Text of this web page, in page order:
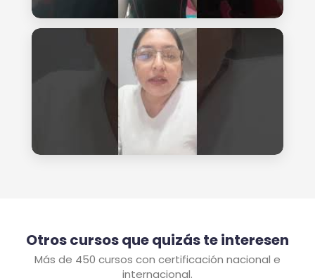
Otros cursos que quizás te interesen
Más de 450 cursos con certificación nacional e
internacional.